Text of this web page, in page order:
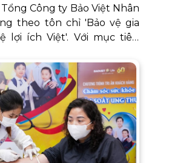
Công ty Bảo Việt Nhân
theo tôn chỉ 'Bảo vệ gia
lợi ích Việt'. Với mục tiêu
lợi tối ưu, mà còn xây dựng
bền vững, nơi mỗi cá
an tâm về tài chính, sức